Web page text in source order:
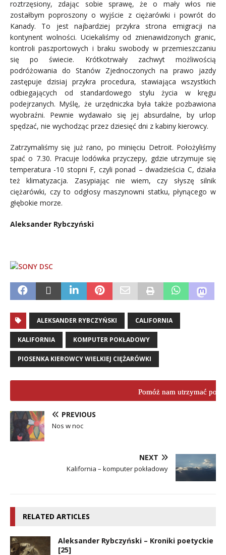
roztrzęsiony, zdając sobie sprawę, że o mały włos nie
zostałbym poproszony o wyjście z ciężarówki i powrót do
Kanady. To jest najbardziej przykra strona emigracji na
kontynent wolności. Uciekaliśmy od znienawidzonych granic,
kontroli paszportowych i braku swobody w przemieszczaniu
się po świecie. Krótkotrwały zachwyt możliwością
podróżowania do Stanów Zjednoczonych na prawo jazdy
zastępuje dzisiaj przykra procedura, stawiająca wszystkich
odbiegających od standardowego stylu życia w kręgu
podejrzanych. Myślę, że urzędniczka była także pozbawiona
wyobraźni. Pewnie wydawało się jej absurdalne, by urlop
spędzać, nie wychodząc przez dziesięć dni z kabiny kierowcy.
Zatrzymaliśmy się już rano, po minięciu Detroit. Położyliśmy
spać o 7.30. Pracuje lodówka przyczepy, gdzie utrzymuje się
temperatura -10 stopni F, czyli ponad – dwadzieścia C, działa
też klimatyzacja. Zasypiając nie wiem, czy słyszę silnik
ciężarówki, czy to odgłosy maszynowni statku, płynącego w
głębokie morze.
Aleksander Rybczyński
ALEKSANDER RYBCZYŃSKI CALIFORNIA
KALIFORNIA KOMPUTER POKŁADOWY
PIOSENKA KIEROWCY WIELKIEJ CIĘŻARÓWKI
Pomóż nam utrzymać
PREVIOUS
Nos w noc
NEXT
Kalifornia – komputer pokładowy
RELATED ARTICLES
Aleksander Rybczyński – Kroniki poetyckie
[25]